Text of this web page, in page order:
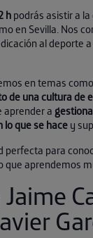
h podrás asistir a
en Sevilla. Nos
al deporte
en temas
de una cultura de
aprender a
lo que se hace y
perfecta para
que aprendemos